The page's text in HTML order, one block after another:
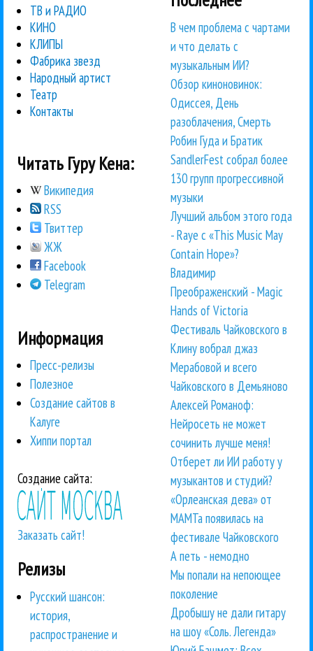
ТВ и РАДИО
КИНО
КЛИПЫ
Фабрика звезд
Народный артист
Театр
Контакты
Читать Гуру Кена:
Википедия
RSS
Твиттер
ЖЖ
Facebook
Telegram
Информация
Пресс-релизы
Полезное
Создание сайтов в
Калуге
Хиппи портал
Создание сайта:
Заказать сайт!
Релизы
Русский шансон:
история,
распространение и
В чем проблема с чартами
и что делать с
музыкальным ИИ?
Обзор киноновинок:
Одиссея, День
разоблачения, Смерть
Робин Гуда и Братик
SandlerFest собрал более
130 групп прогрессивной
музыки
Лучший альбом этого года
- Raye с «This Music May
Contain Hope»?
Владимир
Преображенский - Magic
Hands of Victoria
Фестиваль Чайковского в
Клину вобрал джаз
Мерабовой и всего
Чайковского в Демьяново
Алексей Романоф:
Нейросеть не может
сочинить лучше меня!
Отберет ли ИИ работу у
музыкантов и студий?
«Орлеанская дева» от
МАМТа появилась на
фестивале Чайковского
А петь - немодно
Мы попали на непоющее
поколение
Дробышу не дали гитару
на шоу «Соль. Легенда»